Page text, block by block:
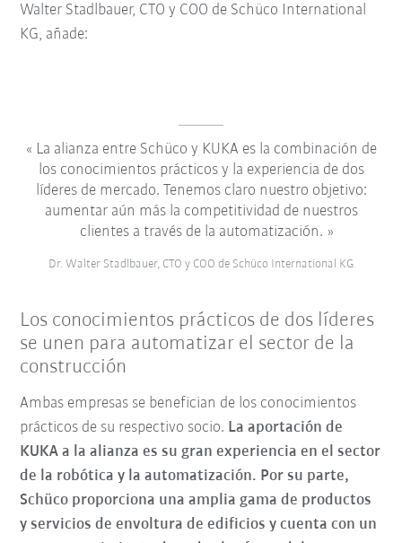
Walter Stadlbauer, CTO y COO de Schüco International
KG, añade:
La alianza entre Schüco y KUKA es la combinación de
los conocimientos prácticos y la experiencia de dos
líderes de mercado. Tenemos claro nuestro objetivo:
aumentar aún más la competitividad de nuestros
clientes a través de la automatización.
Dr. Walter Stadlbauer, CTO y COO de Schüco International KG
Los conocimientos prácticos de dos líderes
se unen para automatizar el sector de la
construcción
Ambas empresas se benefician de los conocimientos
prácticos de su respectivo socio. La aportación de
KUKA a la alianza es su gran experiencia en el sector
de la robótica y la automatización. Por su parte,
Schüco proporciona una amplia gama de productos
y servicios de envoltura de edificios y cuenta con un